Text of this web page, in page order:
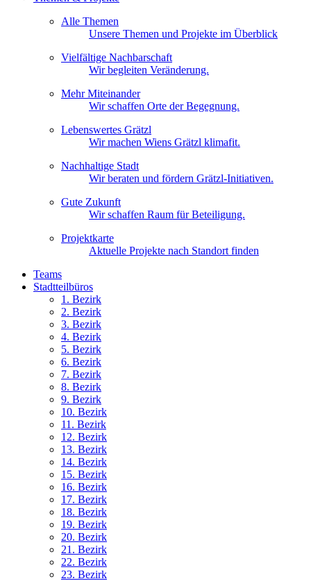
Alle Themen
Unsere Themen und Projekte im Überblick
Vielfältige Nachbarschaft
Wir begleiten Veränderung.
Mehr Miteinander
Wir schaffen Orte der Begegnung.
Lebenswertes Grätzl
Wir machen Wiens Grätzl klimafit.
Nachhaltige Stadt
Wir beraten und fördern Grätzl-Initiativen.
Gute Zukunft
Wir schaffen Raum für Beteiligung.
Projektkarte
Aktuelle Projekte nach Standort finden
Teams
Stadtteilbüros
1. Bezirk
2. Bezirk
3. Bezirk
4. Bezirk
5. Bezirk
6. Bezirk
7. Bezirk
8. Bezirk
9. Bezirk
10. Bezirk
11. Bezirk
12. Bezirk
13. Bezirk
14. Bezirk
15. Bezirk
16. Bezirk
17. Bezirk
18. Bezirk
19. Bezirk
20. Bezirk
21. Bezirk
22. Bezirk
23. Bezirk